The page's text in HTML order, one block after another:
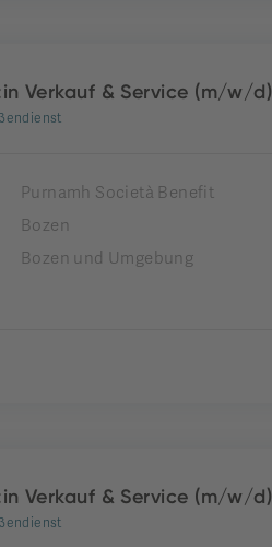
Verkauf & Service (m/w/d)
Purnamh Società Benefit
Bozen
Bozen und Umgebung
Verkauf & Service (m/w/d)